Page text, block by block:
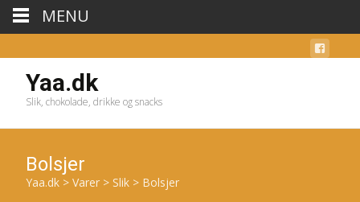
Yaa.dk
Slik, chokolade, drikke og snacks
Bolsjer
Yaa.dk > Varer > Slik > Bolsjer
MENU